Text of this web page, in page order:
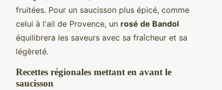
fruitées. Pour un saucisson plus épicé, comme
celui à l'ail de Provence, un rosé de Bandol
équilibrera les saveurs avec sa fraîcheur et sa
légèreté.
Recettes régionales mettant en avant le
saucisson